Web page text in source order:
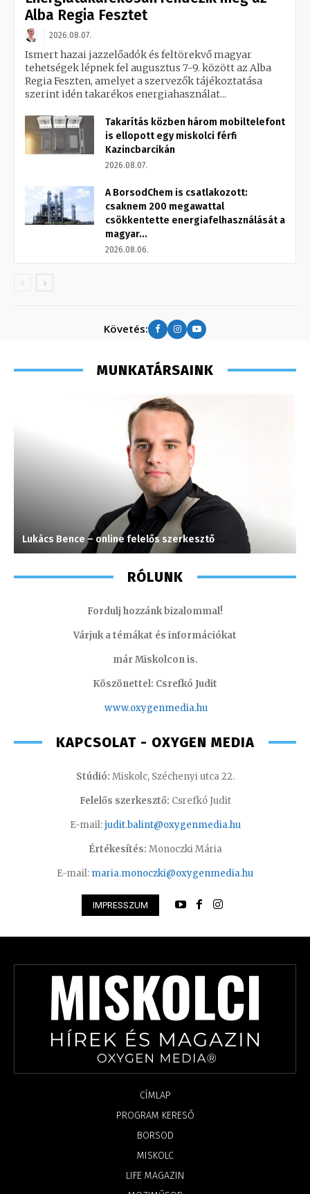
Alba Regia Fesztet
2026.08.07.
Ismert hazai jazzelőadók és feltörekvő magyar
tehetségek lépnek fel augusztus 7-9. között az Alba
Regia Feszten, amelyet a szervezők tájékoztatása
szerint idén takarékos energiahasználat...
Takarítás közben három mobiltelefont
is ellopott egy miskolci férfi
Kazincbarcikán
2026.08.07.
A BorsodChem is csatlakozott:
csaknem 200 megawattal
csökkentette energiafelhasználását a
magyar...
2026.08.06.
Követés:
MUNKATÁRSAINK
Lukács Bence – online felelős szerkesztő
RÓLUNK
Fordulj hozzánk bizalommal!
Várjuk a témákat és információkat
már Miskolcon is.
Köszönettel: Csrefkó Judit
www.oxygenmedia.hu
KAPCSOLAT - OXYGEN MEDIA
Stúdió: Miskolc, Széchenyi utca 22.
Felelős szerkesztő: Csrefkó Judit
E-mail:judit.balint@oxygenmedia.hu
Értékesítés: Monoczki Mária
E-mail: maria.monoczki@oxygenmedia.hu
IMPRESSZUM
CÍMLAP
PROGRAM KERESŐ
BORSOD
MISKOLC
LIFE MAGAZIN